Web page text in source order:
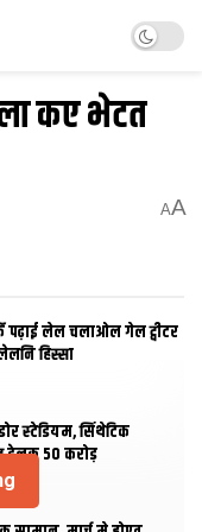
कए भेटत
AA
पढ़ाई लेल चलाओल गेल ट्वीटर
हिस्सा
स्‍टेडि‍यम, सिंथेटिक
देलक 50 करोड़